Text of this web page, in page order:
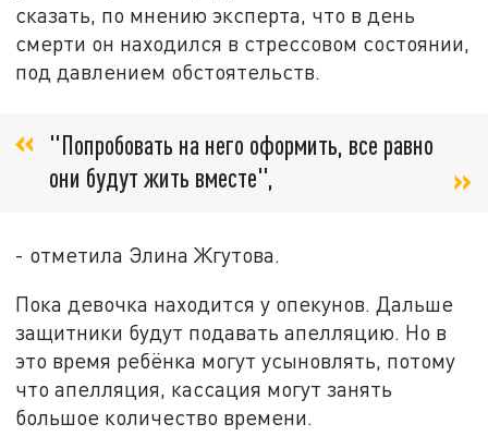
сказать, по мнению эксперта, что в день
смерти он находился в стрессовом состоянии,
под давлением обстоятельств.
"Попробовать на него оформить, все равно
они будут жить вместе",
- отметила Элина Жгутова.
Пока девочка находится у опекунов. Дальше
защитники будут подавать апелляцию. Но в
это время ребёнка могут усыновлять, потому
что апелляция, кассация могут занять
большое количество времени.